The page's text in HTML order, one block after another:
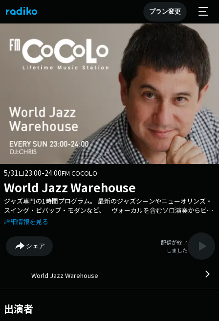
プラン変更
5/31 日23:00-24:00FM COCOLO
World Jazz Warehouse
ジャズ専門の1時間プログラム。 最新のジャズシーンやニューオリンズ・
スイング・ビバップ・モダンなど、 ヴォーカルを含むソロ演奏からビッ
グバンドジャズまで幅広くご紹介します。 ジャズの名盤・名演奏、国内外
ブ情報も満載。番組で紹介した楽曲の情報は、ブログで詳しく掲載してい
ます。 ●番組ホームページ ●リクエスト・メッセージ
●facebookページ ●twitterハッシュタグ「#fmcocolo765」
詳細情報を見る
シェア
配信が終了
しました
World Jazz Warehouse
出演者